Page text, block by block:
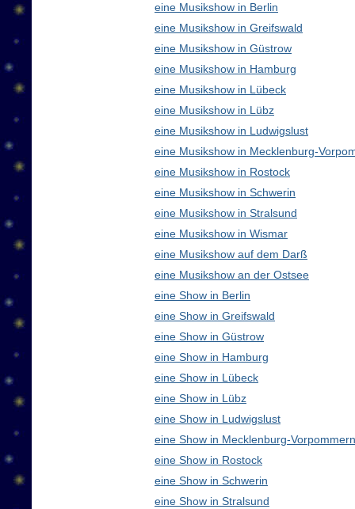
eine Musikshow in Berlin
eine Musikshow in Greifswald
eine Musikshow in Güstrow
eine Musikshow in Hamburg
eine Musikshow in Lübeck
eine Musikshow in Lübz
eine Musikshow in Ludwigslust
eine Musikshow in Mecklenburg-
eine Musikshow in Rostock
eine Musikshow in Schwerin
eine Musikshow in Stralsund
eine Musikshow in Wismar
eine Musikshow auf dem Darß
eine Musikshow an der Ostsee
eine Show in Berlin
eine Show in Greifswald
eine Show in Güstrow
eine Show in Hamburg
eine Show in Lübeck
eine Show in Lübz
eine Show in Ludwigslust
eine Show in Mecklenburg-
eine Show in Rostock
eine Show in Schwerin
eine Show in Stralsund